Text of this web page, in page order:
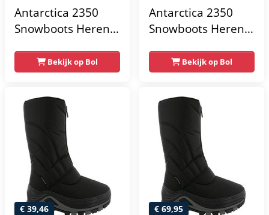
Antarctica 2350
Snowboots Heren -
Bekijk op Bol
Antarctica 2350
Snowboots Heren -
Bekijk op Bol
€ 39,46 € 69,95